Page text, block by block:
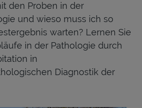
den Proben in der
und wieso muss ich so
warten? Lernen Sie
in der Pathologie durch
in
Diagnostik der